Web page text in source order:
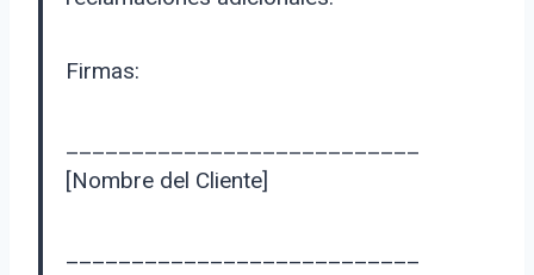
Firmas:
[Nombre del Cliente]